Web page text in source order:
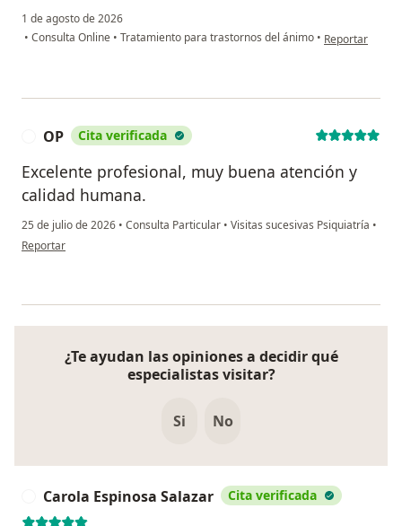
1 de agosto de 2026
• Consulta Online • Tratamiento para trastornos del ánimo • en opinión del
Reportar
OP Cita verificada
Excelente profesional, muy buena atención y
calidad humana.
25 de julio de 2026 • Consulta Particular • Visitas sucesivas Psiquiatría •
en opinión del usuario OP
Reportar
¿Te ayudan las opiniones a decidir qué
especialistas visitar?
Si No
Carola Espinosa Salazar Cita verificada